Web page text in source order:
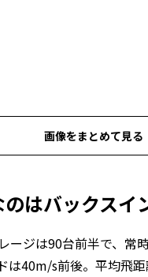
画像をまとめて見る
はバックス
ージは90台前半で、常
は40m/s前後。平均飛